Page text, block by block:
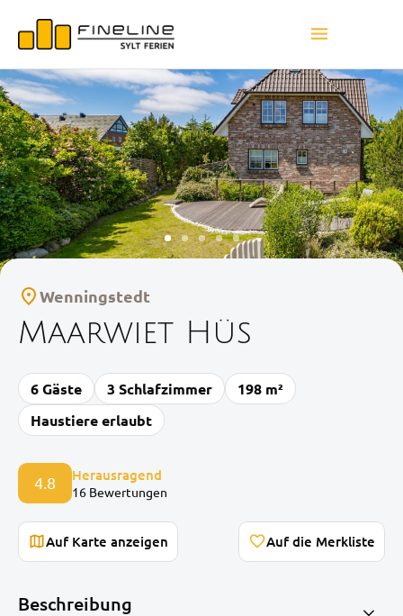
Wenningstedt
Maarwiet Hüs
6 Gäste 3 Schlafzimmer
198 m²
Haustiere erlaubt
4.8 Herausragend
16 Bewertungen
Auf Karte anzeigen
Beschreibung